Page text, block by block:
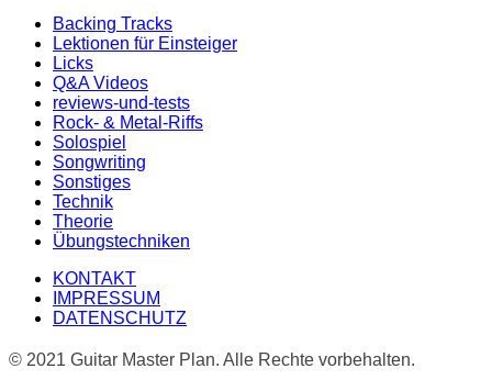
Backing Tracks
Lektionen für Einsteiger
Licks
Q&A Videos
reviews-und-tests
Rock- & Metal-Riffs
Solospiel
Songwriting
Sonstiges
Technik
Theorie
Übungstechniken
KONTAKT
IMPRESSUM
DATENSCHUTZ
© 2021 Guitar Master Plan. Alle Rechte vorbehalten.